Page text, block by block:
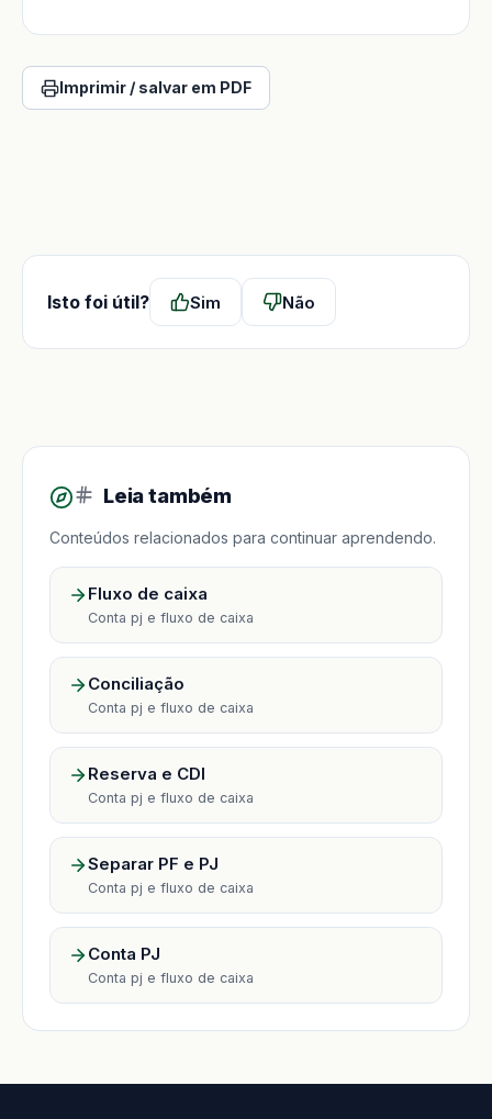
Imprimir / salvar em PDF
Isto foi útil? Sim Não
Leia também
Conteúdos relacionados para continuar aprendendo.
Fluxo de caixa
Conta pj e fluxo de caixa
Conciliação
Conta pj e fluxo de caixa
Reserva e CDI
Conta pj e fluxo de caixa
Separar PF e PJ
Conta pj e fluxo de caixa
Conta PJ
Conta pj e fluxo de caixa